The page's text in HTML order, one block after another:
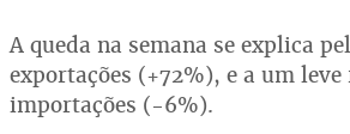
A queda na semana se explica
exportações (+72%), e a um leve
importações (-6%).